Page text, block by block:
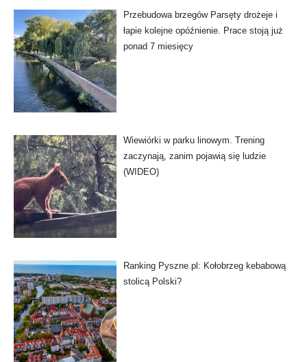
Przebudowa brzegów Parsęty drożeje i
łapie kolejne opóźnienie. Prace stoją już
ponad 7 miesięcy
Wiewiórki w parku linowym. Trening
zaczynają, zanim pojawią się ludzie
(WIDEO)
Ranking Pyszne.pl: Kołobrzeg kebabową
stolicą Polski?